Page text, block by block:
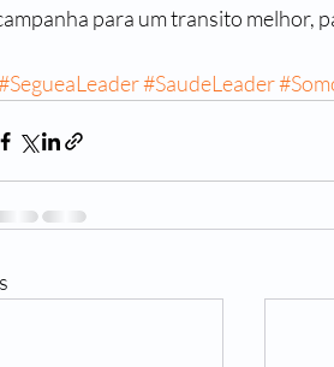
para um transito melhor,
#SaudeLeader